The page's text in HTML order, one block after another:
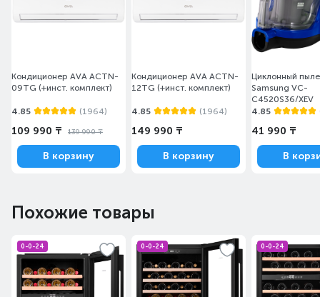
Кондиционер AVA ACTN-
09TG (+инст. комплект)
4.85 (1964)
109 990 ₸ 139 990 ₸
В корзину
Кондиционер AVA ACTN-
12TG (+инст. комплект)
4.85 (1964)
149 990 ₸
В корзину
Циклонный
Samsung VC-
C4520S36/XEV
4.85
41 990 ₸
В
Похожие товары
0-0-24 0-0-24 0-0-24